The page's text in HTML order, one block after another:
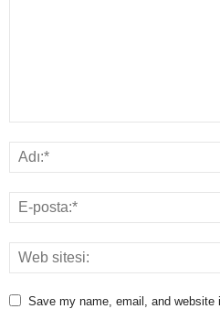
Save my name, email, and website